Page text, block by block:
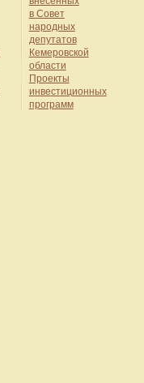
в Совет
народных
депутатов
Кемеровской
области
Проекты
инвестиционных
программ